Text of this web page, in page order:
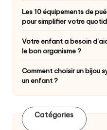
Les 10 équipements de
pour simplifier votre
Votre enfant a besoin
le bon organisme ?
Comment choisir un bijou
un enfant ?
Catégories